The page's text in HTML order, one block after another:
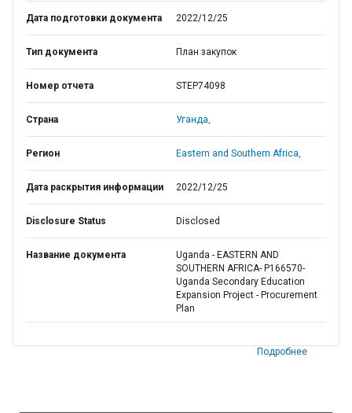
Дата подготовки документа 2022/12/25
Тип документа План закупок
Номер отчета STEP74098
Страна Уганда,
Регион Eastern and Southern Africa,
Дата раскрытия информации 2022/12/25
Disclosure Status Disclosed
Название документа
Uganda - EASTERN AND
SOUTHERN AFRICA- P166570-
Uganda Secondary Education
Expansion Project - Procurement
Plan
Подробнее